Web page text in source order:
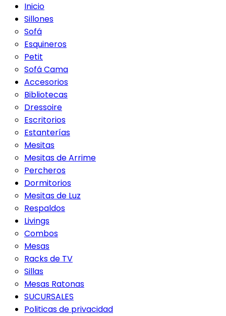
Inicio
Sillones
Sofá
Esquineros
Petit
Sofá Cama
Accesorios
Bibliotecas
Dressoire
Escritorios
Estanterías
Mesitas
Mesitas de Arrime
Percheros
Dormitorios
Mesitas de Luz
Respaldos
Livings
Combos
Mesas
Racks de TV
Sillas
Mesas Ratonas
SUCURSALES
Politicas de privacidad